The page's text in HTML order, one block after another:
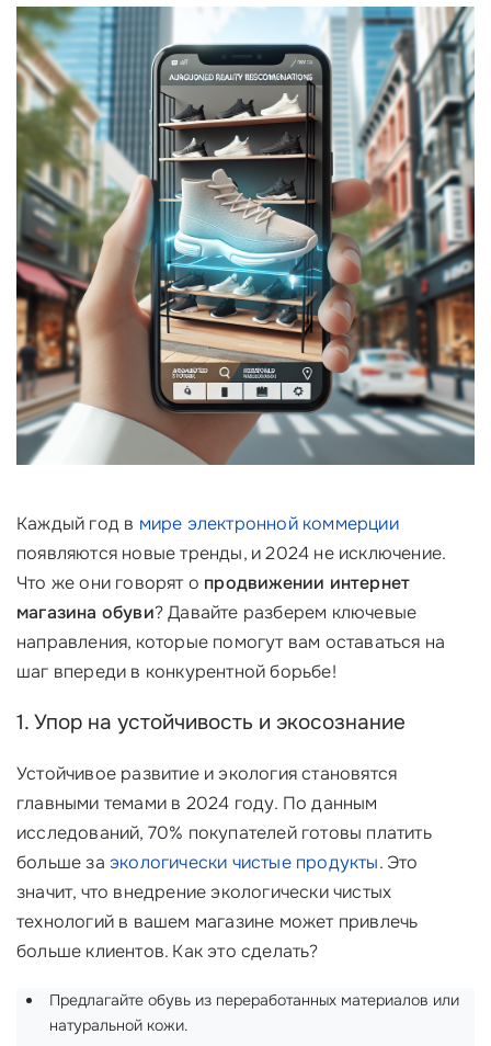
Каждый год в мире электронной коммерции
появляются новые тренды, и 2024 не исключение.
Что же они говорят о продвижении интернет
магазина обуви? Давайте разберем ключевые
направления, которые помогут вам оставаться на
шаг впереди в конкурентной борьбе!
1. Упор на устойчивость и экосознание
Устойчивое развитие и экология становятся
главными темами в 2024 году. По данным
исследований, 70% покупателей готовы платить
больше за экологически чистые продукты. Это
значит, что внедрение экологически чистых
технологий в вашем магазине может привлечь
больше клиентов. Как это сделать?
Предлагайте обувь из переработанных материалов или
натуральной кожи.